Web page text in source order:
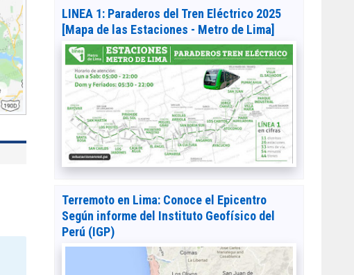
LINEA 1: Paraderos del Tren Eléctrico 2025
[Mapa de las Estaciones - Metro de Lima]
Terremoto en Lima: Conoce el Epicentro
Según informe del Instituto Geofísico del
Perú (IGP)